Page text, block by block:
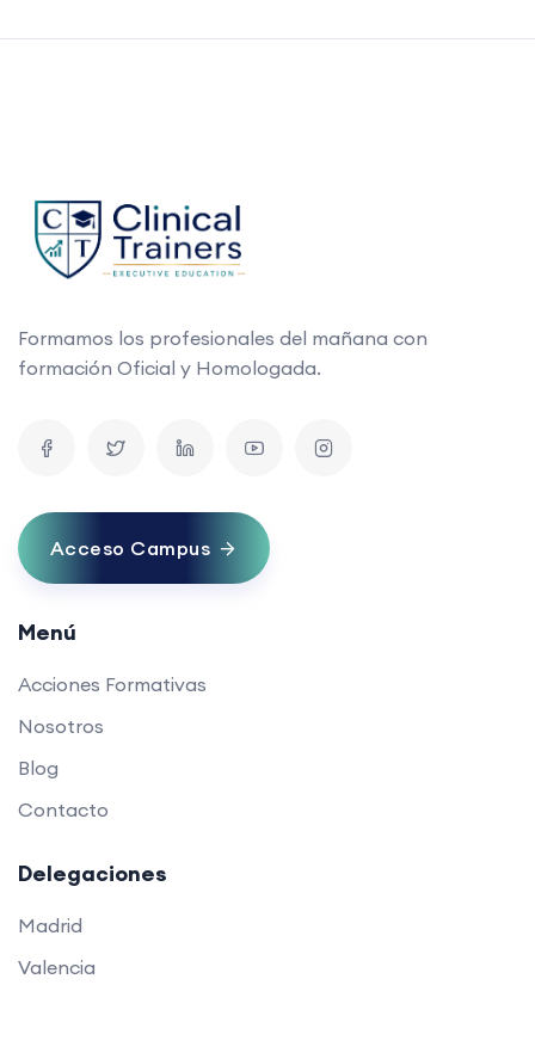
Formamos los profesionales del mañana con
formación Oficial y Homologada.
Acceso Campus
Menú
Acciones Formativas
Nosotros
Blog
Contacto
Delegaciones
Madrid
Valencia